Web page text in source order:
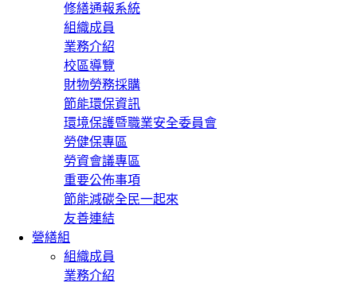
修繕通報系統
組織成員
業務介紹
校區導覽
財物勞務採購
節能環保資訊
環境保護暨職業安全委員會
勞健保專區
勞資會議專區
重要公佈事項
節能減碳全民一起來
友善連結
營繕組
組織成員
業務介紹